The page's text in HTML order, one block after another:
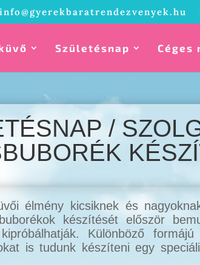
info@gyerekbaratrendezvenyek.hu
Születésnap Céges
/
élmény kicsiknek és
készítését először
Különböző
is tudunk készíteni egy